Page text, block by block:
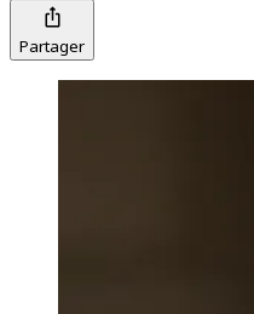
Partager